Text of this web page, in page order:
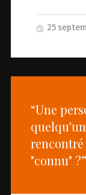
25
“Une
"connu" ?”